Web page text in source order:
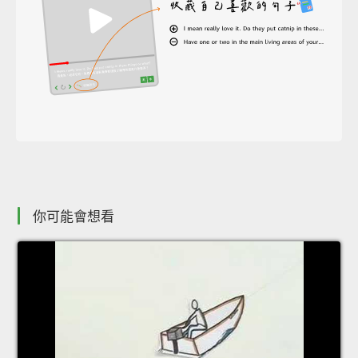
你可能會想看